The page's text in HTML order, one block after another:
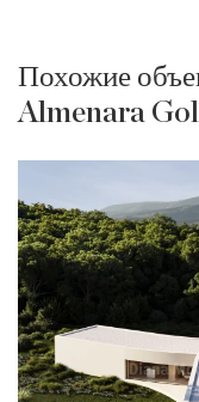
Похожие
Almenara